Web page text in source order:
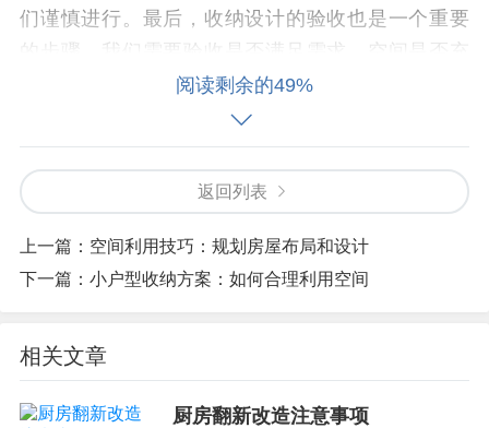
们谨慎进行。最后，收纳设计的验收也是一个重要
的步骤，我们需要验收是否满足需求，空间是否充
收纳设计的流程包括以下几个步骤：首先，空间规
空间的位置和大小；其次，收纳硬件的选择。选择
合适的收纳硬件，根据自己的需求选择高品质的收
行收纳空间的施工；最后，收纳空间的验收。验收
阅读剩余的49%
返回列表
上一篇： 空间利用技巧：规划房屋布局和设计
下一篇： 小户型收纳方案：如何合理利用空间
相关文章
厨房翻新改造注意事项